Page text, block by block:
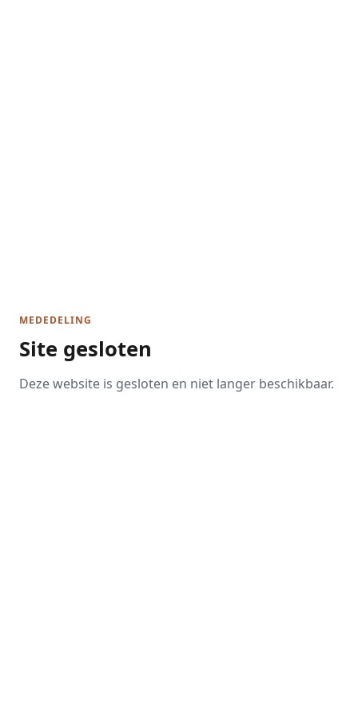
MEDEDELING
Site gesloten
Deze website is gesloten en niet langer beschikbaar.